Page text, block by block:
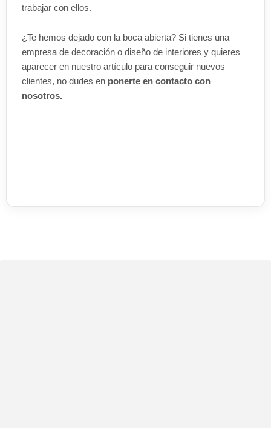
trabajar con ellos.
¿Te hemos dejado con la boca abierta? Si tienes una
empresa de decoración o diseño de interiores y quieres
aparecer en nuestro artículo para conseguir nuevos
clientes, no dudes en ponerte en contacto con
nosotros.